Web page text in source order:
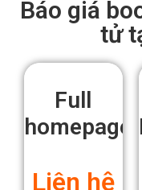
Báo giá
tử
homepage